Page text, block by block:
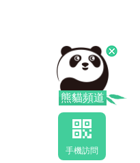
熊貓頻道
手機訪問